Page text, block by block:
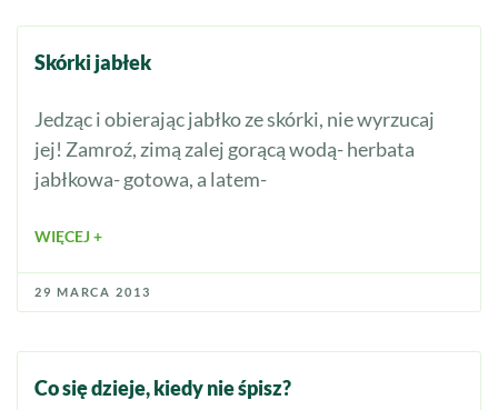
Skórki jabłek
Jedząc i obierając jabłko ze skórki, nie wyrzucaj
jej! Zamroź, zimą zalej gorącą wodą- herbata
jabłkowa- gotowa, a latem-
WIĘCEJ +
29 MARCA 2013
Co się dzieje, kiedy nie śpisz?